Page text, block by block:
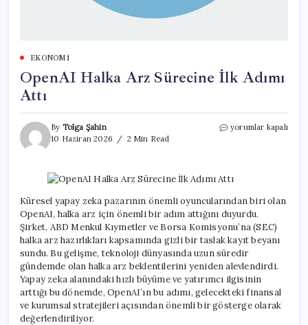
EKONOMI
OpenAI Halka Arz Sürecine İlk Adımı
Attı
By Tolga Şahin
10 Haziran 2026
2 Min Read
OpenAI
Adımı
Attı
yorumlar kapalı
Küresel yapay zeka pazarının önemli oyuncularından biri olan
OpenAI, halka arz için önemli bir adım attığını duyurdu.
Şirket, ABD Menkul Kıymetler ve Borsa Komisyonu’na (SEC)
halka arz hazırlıkları kapsamında gizli bir taslak kayıt beyanı
sundu. Bu gelişme, teknoloji dünyasında uzun süredir
gündemde olan halka arz beklentilerini yeniden alevlendirdi.
Yapay zeka alanındaki hızlı büyüme ve yatırımcı ilgisinin
arttığı bu dönemde, OpenAI’ın bu adımı, gelecekteki finansal
ve kurumsal stratejileri açısından önemli bir gösterge olarak
değerlendiriliyor.